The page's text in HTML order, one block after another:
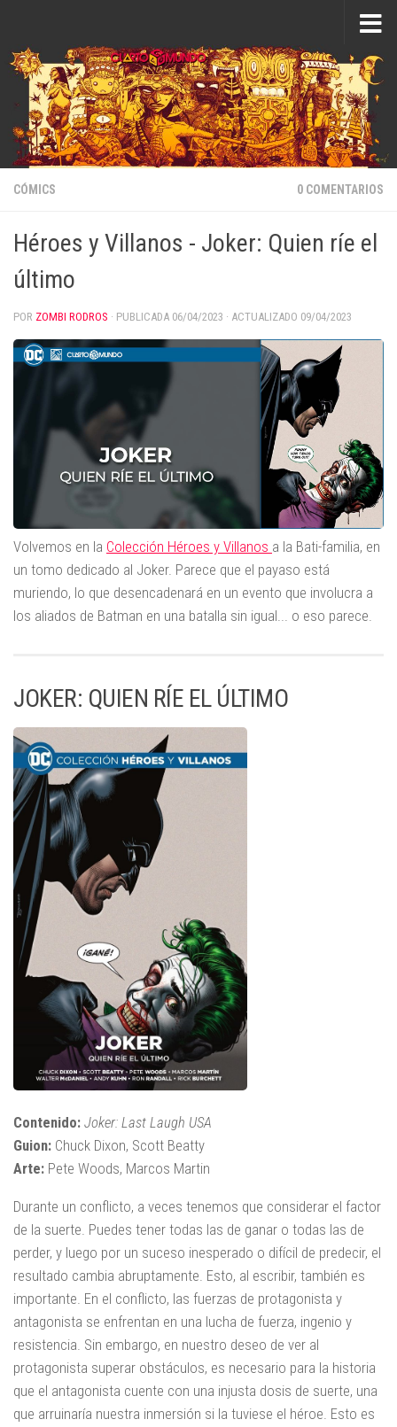
CÓMICS 0 COMENTARIOS
Héroes y Villanos - Joker: Quien ríe el
último
POR ZOMBI RODROS · PUBLICADA 06/04/2023 · ACTUALIZADO 09/04/2023
Volvemos en la Colección Héroes y Villanos a la Bati-familia, en
un tomo dedicado al Joker. Parece que el payaso está
muriendo, lo que desencadenará en un evento que involucra a
los aliados de Batman en una batalla sin igual... o eso parece.
JOKER: QUIEN RÍE EL ÚLTIMO
Contenido: Joker: Last Laugh USA
Guion: Chuck Dixon, Scott Beatty
Arte: Pete Woods, Marcos Martin
Durante un conflicto, a veces tenemos que considerar el factor
de la suerte. Puedes tener todas las de ganar o todas las de
perder, y luego por un suceso inesperado o difícil de predecir, el
resultado cambia abruptamente. Esto, al escribir, también es
importante. En el conflicto, las fuerzas de protagonista y
antagonista se enfrentan en una lucha de fuerza, ingenio y
resistencia. Sin embargo, en nuestro deseo de ver al
protagonista superar obstáculos, es necesario para la historia
que el antagonista cuente con una injusta dosis de suerte, una
que arruinaría nuestra inmersión si la tuviese el héroe. Esto es